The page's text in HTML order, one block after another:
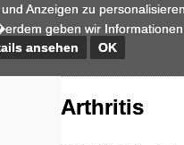
Anzeigen zu
geben wir
ansehen OK
Arthritis